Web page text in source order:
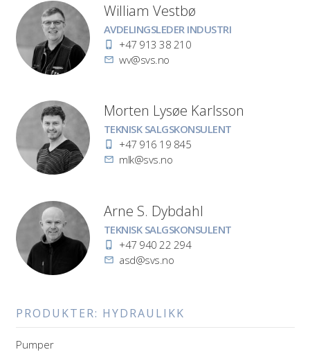
William Vestbø
Stilling
AVDELINGSLEDER INDUSTRI
Telefon+47 913 38 210
E- wv@svs.no
Morten Lysøe Karlsson
Stilling
TEKNISK SALGSKONSULENT
Telefon+47 916 19 845
E-
mlk@svs.no
Arne S. Dybdahl
Stilling
TEKNISK SALGSKONSULENT
Telefon+47 940 22 294
E-
asd@svs.no
PRODUKTER: HYDRAULIKK
Pumper